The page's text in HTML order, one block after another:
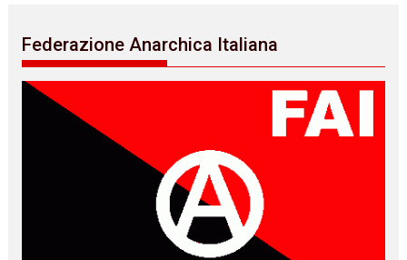
Federazione Anarchica Italiana